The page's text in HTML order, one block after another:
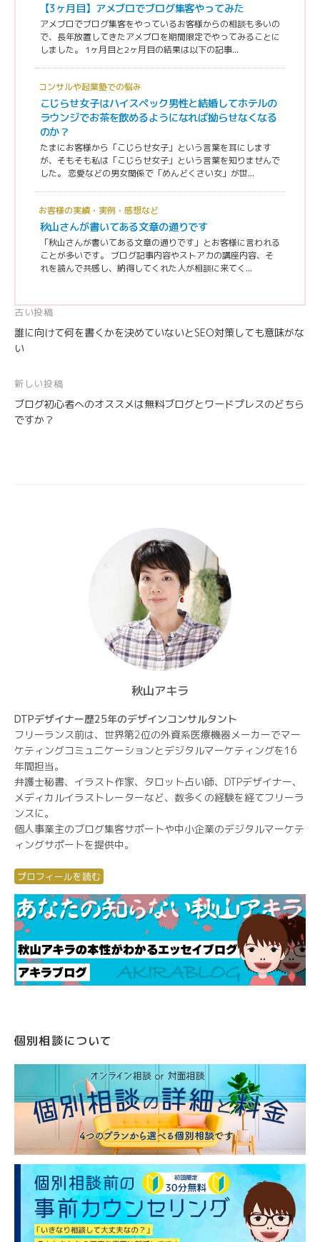
【3ヶ月目】アメブロでブログ集客やってみた
アメブロでブログ集客をやっているお客様からの相談も多いの
で、長年放置してきたアメブロを期間限定でやってみることに
しました。 1ヶ月目と2ヶ月目の結果は以下の記事...
コンサルや起業塾での悩み
こじらせ女子はハイスペック男性と結婚してホテルの
ラウンジでお茶を飲めるようになれば拗らせなくなる
のか？
たまにお客様から「こじらせ女子」という言葉を耳にします
が、そもそも私は「こじらせ女子」という言葉を知りませんで
した。 恋愛などの男女関係で「めんどくさい女」が世...
お客様の実績・実例・感想など
秋山さんが書いてある文章の通りです
「秋山さんが書いてある文章の通りです」とお客様に言われる
ことが多いです。 ブログ記事内容やストアカの講座内容、そ
れを読んで共感し、納得してくれた人が相談に来てく...
投
稿
ナ
ビ
ゲ
ー
古い投稿
誰に向けて何を書くかを決めていないとSEO対策しても意味がな
い
新しい投稿
ブログ初心者へのオススメは無料ブログとワードプレスのどちら
ですか？
秋山アキラ
DTPデザイナー歴25年のデザインコンサルタント
フリーランス前は、世界第2位の外資系医療機器メーカーでマー
ケティングコミュニケーションとデジタルマーケティングを16
年間担当。
弁護士秘書、イラスト作家、タロット占い師、DTPデザイナー、
メディカルイラストレーターなど、数多くの経験を経てフリーラ
ンスに。
個人事業主のブログ集客サポートや中小企業のデジタルマーケテ
ィングサポートを提供中。
プロフィールを読む
個別相談について